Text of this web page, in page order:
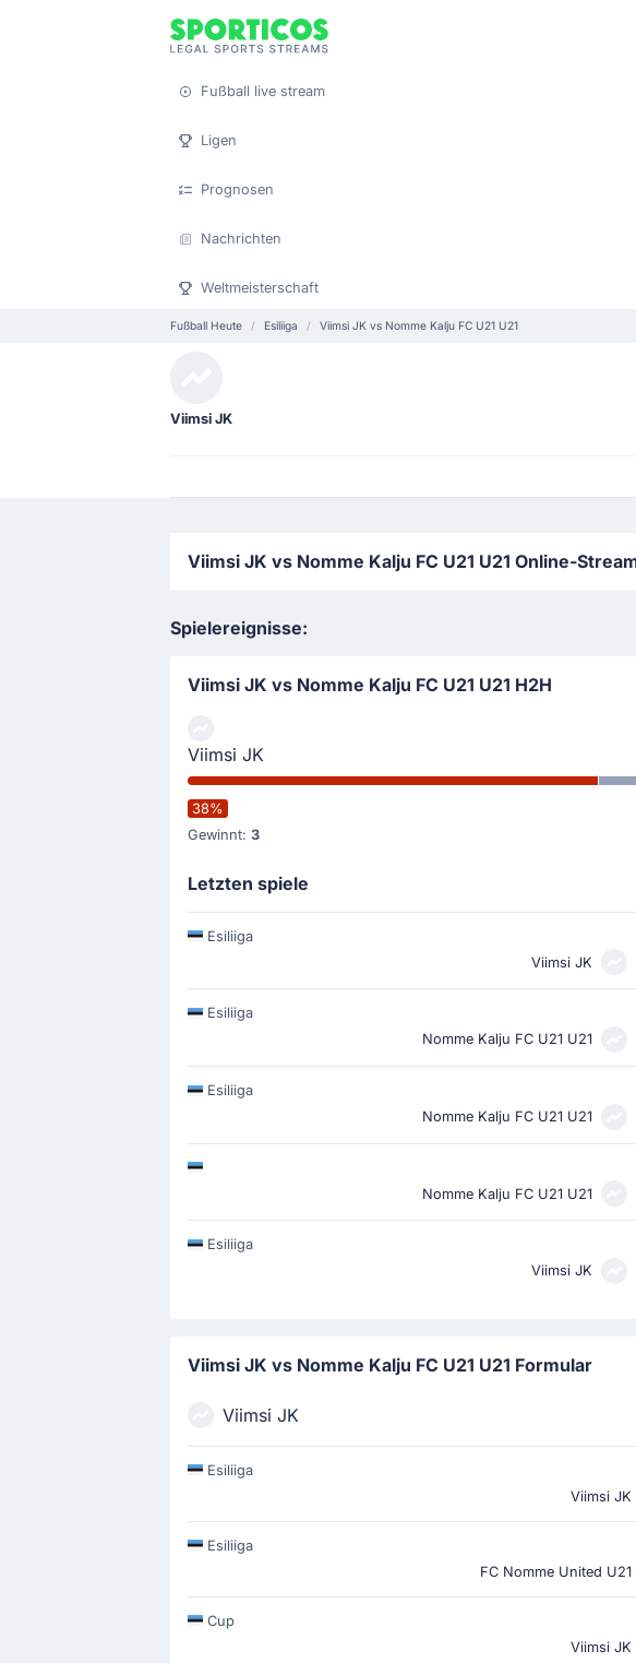
Fußball live stream
Ligen
Prognosen
Nachrichten
Weltmeisterschaft
Fußball Heute Esiliiga Viimsi JK vs Nomme Kalju FC U21 U21
Viimsi JK
Viimsi JK vs Nomme Kalju FC U21 U21 Online-
Spielereignisse:
Viimsi JK vs Nomme Kalju FC U21 U21 H2H
Viimsi JK
38%
Gewinnt: 3
Letzten spiele
Esiliiga
Viimsi JK
Esiliiga
Nomme Kalju FC U21 U21
Esiliiga
Nomme Kalju FC U21 U21
Nomme Kalju FC U21 U21
Esiliiga
Viimsi JK
Viimsi JK vs Nomme Kalju FC U21 U21 Formular
Viimsi JK
Esiliiga
Viimsi JK
Esiliiga
FC Nomme United U21
Cup
Viimsi JK